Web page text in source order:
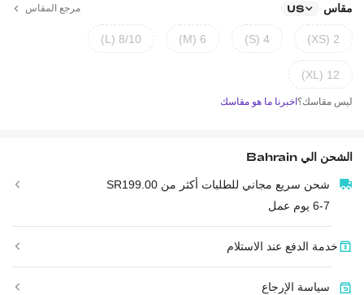
مقاس US مرجع المقاس
2 (XS)
4 (S)
6 (M)
8/10 (L)
12 (XL)
ليس مقاسك؟ اخبرنا ما هو مقاسك
الشحن اليBahrain
شحن سريع مجاني للطلبات أكثر من SR199.00
6-7 يوم عمل
خدمة الدفع عند الاستلام
سياسة الإرجاع